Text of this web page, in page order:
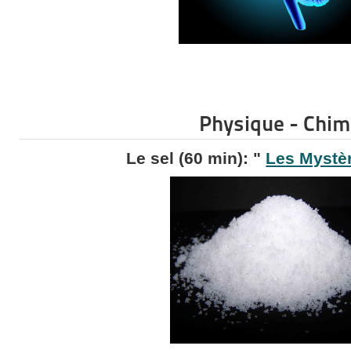
Physique -
Le sel (60 min): " Les